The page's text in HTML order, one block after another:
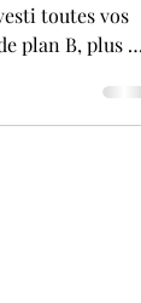
toutes vos